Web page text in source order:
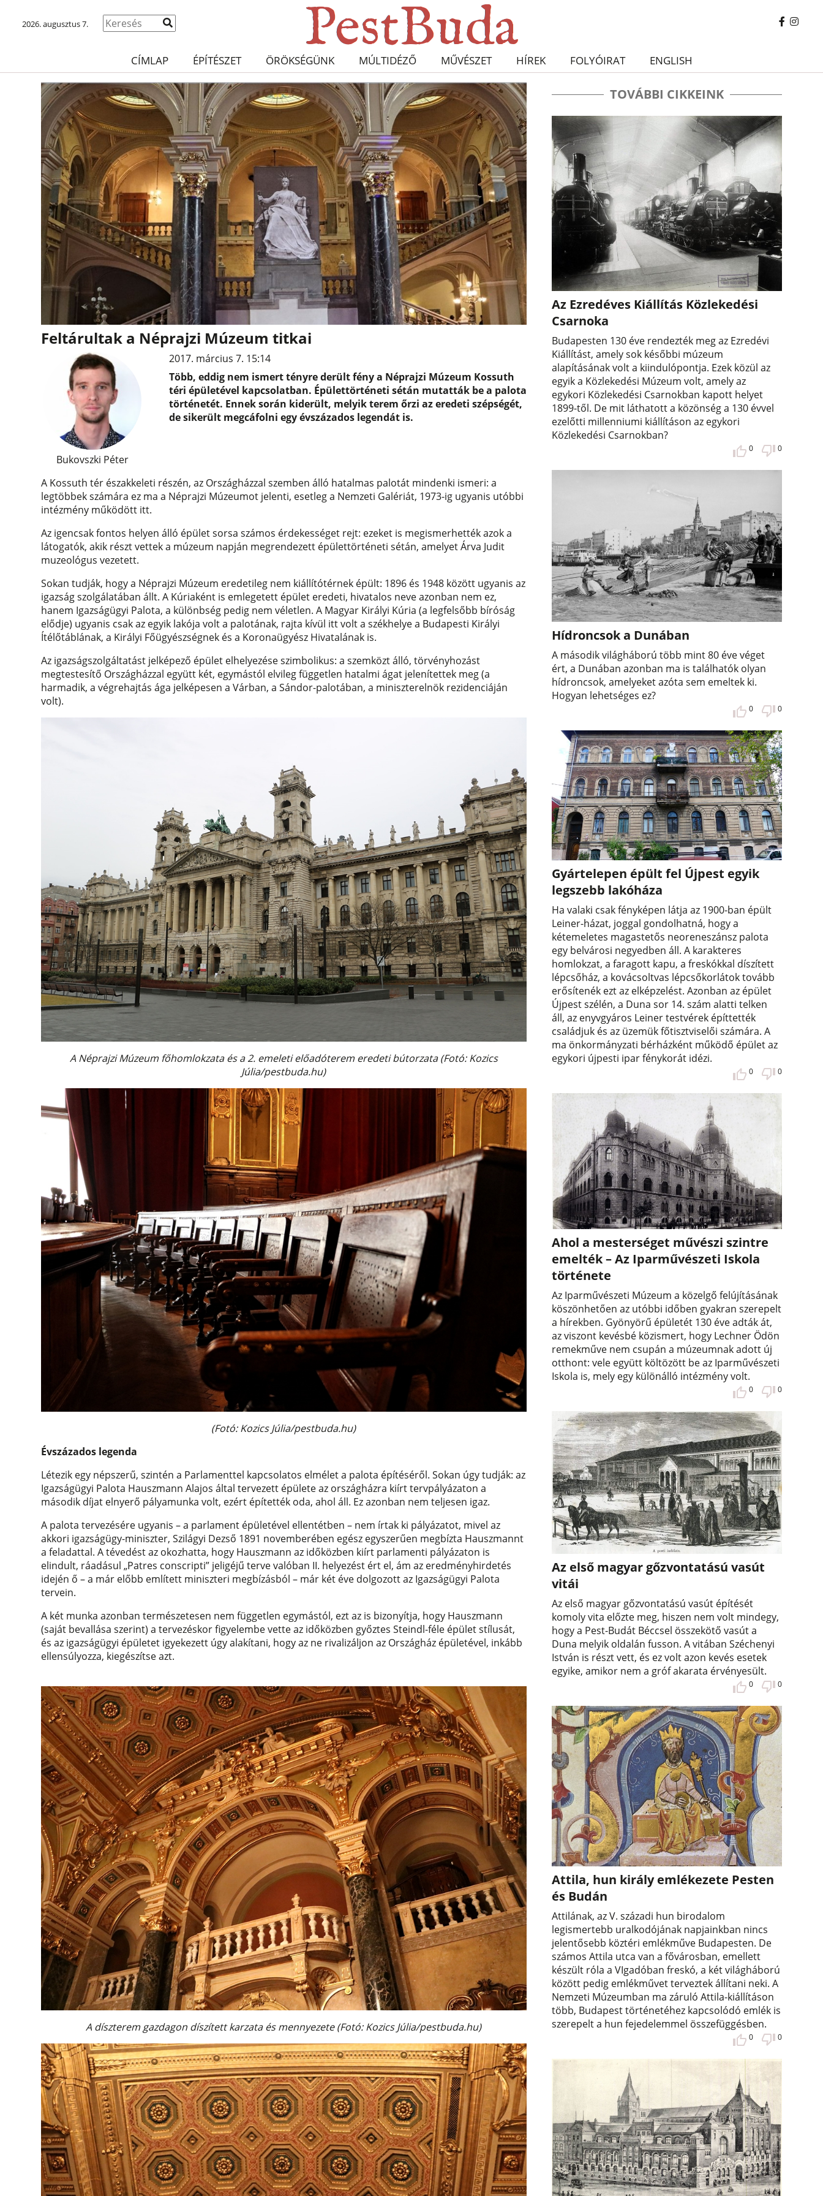
2026. augusztus 7.
CÍMLAP ÉPÍTÉSZET ÖRÖKSÉGÜNK MÚLTIDÉZŐ MŰVÉSZET HÍREK FOLYÓIRAT ENGLISH
Feltárultak a Néprajzi Múzeum titkai
Bukovszki Péter
2017. március 7. 15:14
Több, eddig nem ismert tényre derült fény a Néprajzi Múzeum Kossuth
téri épületével kapcsolatban. Épülettörténeti sétán mutatták be a palota
történetét. Ennek során kiderült, melyik terem őrzi az eredeti szépségét,
de sikerült megcáfolni egy évszázados legendát is.
A Kossuth tér északkeleti részén, az Országházzal szemben álló hatalmas palotát mindenki ismeri: a
legtöbbek számára ez ma a Néprajzi Múzeumot jelenti, esetleg a Nemzeti Galériát, 1973-ig ugyanis utóbbi
intézmény működött itt.
Az igencsak fontos helyen álló épület sorsa számos érdekességet rejt: ezeket is megismerhették azok a
látogatók, akik részt vettek a múzeum napján megrendezett épülettörténeti sétán, amelyet Árva Judit
muzeológus vezetett.
Sokan tudják, hogy a Néprajzi Múzeum eredetileg nem kiállítótérnek épült: 1896 és 1948 között ugyanis az
igazság szolgálatában állt. A Kúriaként is emlegetett épület eredeti, hivatalos neve azonban nem ez,
hanem Igazságügyi Palota, a különbség pedig nem véletlen. A Magyar Királyi Kúria (a legfelsőbb bíróság
elődje) ugyanis csak az egyik lakója volt a palotának, rajta kívül itt volt a székhelye a Budapesti Királyi
Ítélőtáblának, a Királyi Főügyészségnek és a Koronaügyész Hivatalának is.
Az igazságszolgáltatást jelképező épület elhelyezése szimbolikus: a szemközt álló, törvényhozást
megtestesítő Országházzal együtt két, egymástól elvileg független hatalmi ágat jelenítettek meg (a
harmadik, a végrehajtás ága jelképesen a Várban, a Sándor-palotában, a miniszterelnök rezidenciáján
volt).
A Néprajzi Múzeum főhomlokzata és a 2. emeleti előadóterem eredeti bútorzata (Fotó: Kozics
Júlia/pestbuda.hu)
(Fotó: Kozics Júlia/pestbuda.hu)
Évszázados legenda
Létezik egy népszerű, szintén a Parlamenttel kapcsolatos elmélet a palota építéséről. Sokan úgy tudják: az
Igazságügyi Palota Hauszmann Alajos által tervezett épülete az országházra kiírt tervpályázaton a
második díjat elnyerő pályamunka volt, ezért építették oda, ahol áll. Ez azonban nem teljesen igaz.
A palota tervezésére ugyanis – a parlament épületével ellentétben – nem írtak ki pályázatot, mivel az
akkori igazságügy-miniszter, Szilágyi Dezső 1891 novemberében egész egyszerűen megbízta Hauszmannt
a feladattal. A tévedést az okozhatta, hogy Hauszmann az időközben kiírt parlamenti pályázaton is
elindult, ráadásul „Patres conscripti” jeligéjű terve valóban II. helyezést ért el, ám az eredményhirdetés
idején ő – a már előbb említett miniszteri megbízásból – már két éve dolgozott az Igazságügyi Palota
tervein.
A két munka azonban természetesen nem független egymástól, ezt az is bizonyítja, hogy Hauszmann
(saját bevallása szerint) a tervezéskor figyelembe vette az időközben győztes Steindl-féle épület stílusát,
és az igazságügyi épületet igyekezett úgy alakítani, hogy az ne rivalizáljon az Országház épületével, inkább
ellensúlyozza, kiegészítse azt.
A díszterem gazdagon díszített karzata és mennyezete (Fotó: Kozics Júlia/pestbuda.hu)
TOVÁBBI CIKKEINK
Az Ezredéves Kiállítás Közlekedési
Csarnoka
Budapesten 130 éve rendezték meg az Ezredévi
Kiállítást, amely sok későbbi múzeum
alapításának volt a kiindulópontja. Ezek közül az
egyik a Közlekedési Múzeum volt, amely az
egykori Közlekedési Csarnokban kapott helyet
1899-től. De mit láthatott a közönség a 130 évvel
ezelőtti millenniumi kiállításon az egykori
Közlekedési Csarnokban?
0 0
Hídroncsok a Dunában
A második világháború több mint 80 éve véget
ért, a Dunában azonban ma is találhatók olyan
hídroncsok, amelyeket azóta sem emeltek ki.
Hogyan lehetséges ez?
0 0
Gyártelepen épült fel Újpest egyik
legszebb lakóháza
Ha valaki csak fényképen látja az 1900-ban épült
Leiner-házat, joggal gondolhatná, hogy a
kétemeletes magastetős neoreneszánsz palota
egy belvárosi negyedben áll. A karakteres
homlokzat, a faragott kapu, a freskókkal díszített
lépcsőház, a kovácsoltvas lépcsőkorlátok tovább
erősítenék ezt az elképzelést. Azonban az épület
Újpest szélén, a Duna sor 14. szám alatti telken
áll, az enyvgyáros Leiner testvérek építtették
családjuk és az üzemük főtisztviselői számára. A
ma önkormányzati bérházként működő épület az
egykori újpesti ipar fénykorát idézi.
0 0
Ahol a mesterséget művészi szintre
emelték – Az Iparművészeti Iskola
története
Az Iparművészeti Múzeum a közelgő felújításának
köszönhetően az utóbbi időben gyakran szerepelt
a hírekben. Gyönyörű épületét 130 éve adták át,
az viszont kevésbé közismert, hogy Lechner Ödön
remekműve nem csupán a múzeumnak adott új
otthont: vele együtt költözött be az Iparművészeti
Iskola is, mely egy különálló intézmény volt.
0 0
Az első magyar gőzvontatású vasút
vitái
Az első magyar gőzvontatású vasút építését
komoly vita előzte meg, hiszen nem volt mindegy,
hogy a Pest-Budát Béccsel összekötő vasút a
Duna melyik oldalán fusson. A vitában Széchenyi
István is részt vett, és ez volt azon kevés esetek
egyike, amikor nem a gróf akarata érvényesült.
0 0
Attila, hun király emlékezete Pesten
és Budán
Attilának, az V. századi hun birodalom
legismertebb uralkodójának napjainkban nincs
jelentősebb köztéri emlékműve Budapesten. De
számos Attila utca van a fővárosban, emellett
készült róla a VIgadóban freskó, a két világháború
között pedig emlékművet terveztek állítani neki. A
Nemzeti Múzeumban ma záruló Attila-kiállításon
több, Budapest történetéhez kapcsolódó emlék is
szerepelt a hun fejedelemmel összefüggésben.
0 0